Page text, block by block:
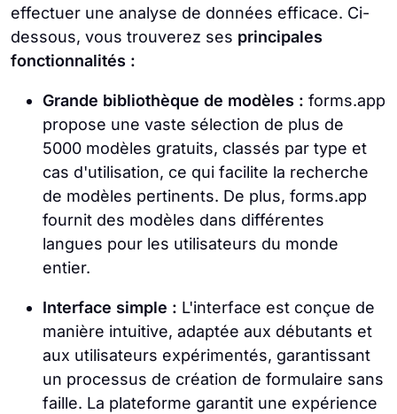
effectuer une analyse de données efficace. Ci-
dessous, vous trouverez ses principales
fonctionnalités :
Grande bibliothèque de modèles : forms.app
propose une vaste sélection de plus de
5000 modèles gratuits, classés par type et
cas d'utilisation, ce qui facilite la recherche
de modèles pertinents. De plus, forms.app
fournit des modèles dans différentes
langues pour les utilisateurs du monde
entier.
Interface simple : L'interface est conçue de
manière intuitive, adaptée aux débutants et
aux utilisateurs expérimentés, garantissant
un processus de création de formulaire sans
faille. La plateforme garantit une expérience